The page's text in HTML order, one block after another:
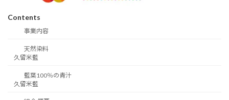
Contents
事業内容
天然染料
久留米藍
藍葉100％の青汁
久留米藍